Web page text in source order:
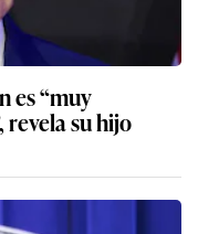
es “muy
su hijo